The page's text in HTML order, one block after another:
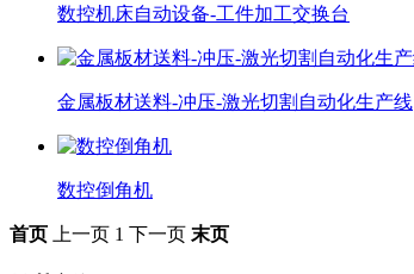
数控机床自动设备-工件加工交换台
金属板材送料-冲压-激光切割自动化生产线
数控倒角机
首页 上一页 1 下一页 末页